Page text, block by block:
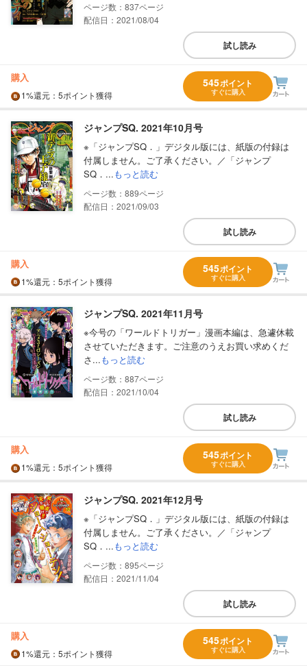
837
配信日：2021/08/04
試し読み
購入
1%還元 ：5ポイント獲得
545ポイント
すぐに購入
ジャンプSQ. 2021年10月号
※「ジャンプSQ．」デジタル版には、紙版の付録は
付属しません。ご了承ください。／「ジャンプ
SQ．...もっと読む
889
配信日：2021/09/03
試し読み
購入
1%還元 ：5ポイント獲得
545ポイント
すぐに購入
ジャンプSQ. 2021年11月号
※今号の「ワールドトリガー」漫画本編は、急遽休載
させていただきます。ご注意のうえお買い求めくだ
さ...もっと読む
887
配信日：2021/10/04
試し読み
購入
1%還元 ：5ポイント獲得
545ポイント
すぐに購入
ジャンプSQ. 2021年12月号
※「ジャンプSQ．」デジタル版には、紙版の付録は
付属しません。ご了承ください。／「ジャンプ
SQ．...もっと読む
895
配信日：2021/11/04
試し読み
購入
1%還元 ：5ポイント獲得
545ポイント
すぐに購入